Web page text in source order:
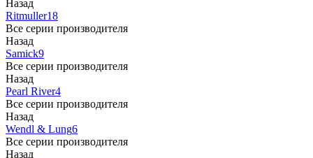
Назад
Ritmuller18
Все серии производителя
Назад
Samick9
Все серии производителя
Назад
Pearl River4
Все серии производителя
Назад
Wendl & Lung6
Все серии производителя
Назад